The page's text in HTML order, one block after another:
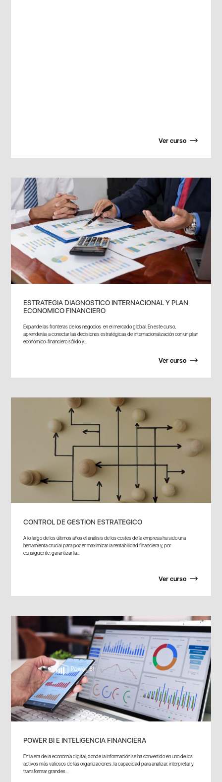
Ver curso
ESTRATEGIA DIAGNOSTICO INTERNACIONAL Y PLAN
ECONOMICO FINANCIERO
Expande las fronteras de los negocios en el mercado global. En este curso,
aprenderás a conectar las decisiones estratégicas de internacionalización con un plan
económico-financiero sólido y...
Ver curso
CONTROL DE GESTION ESTRATEGICO
A lo largo de los últimos años el análisis de los costes de la empresa ha sido una
herramienta crucial para poder maximizar la rentabilidad financiera y, por
consiguiente, garantizar la...
Ver curso
POWER BI E INTELIGENCIA FINANCIERA
En la era de la economía digital, donde la información se ha convertido en uno de los
activos más valiosos de las organizaciones, la capacidad para analizar, interpretar y
transformar grandes...